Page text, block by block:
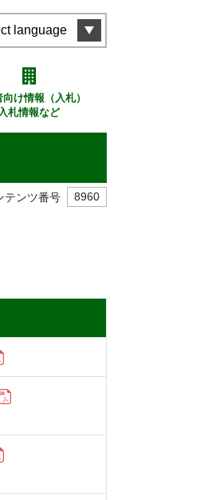
language
け情報（入札）
札情報など
テンツ番号 8960